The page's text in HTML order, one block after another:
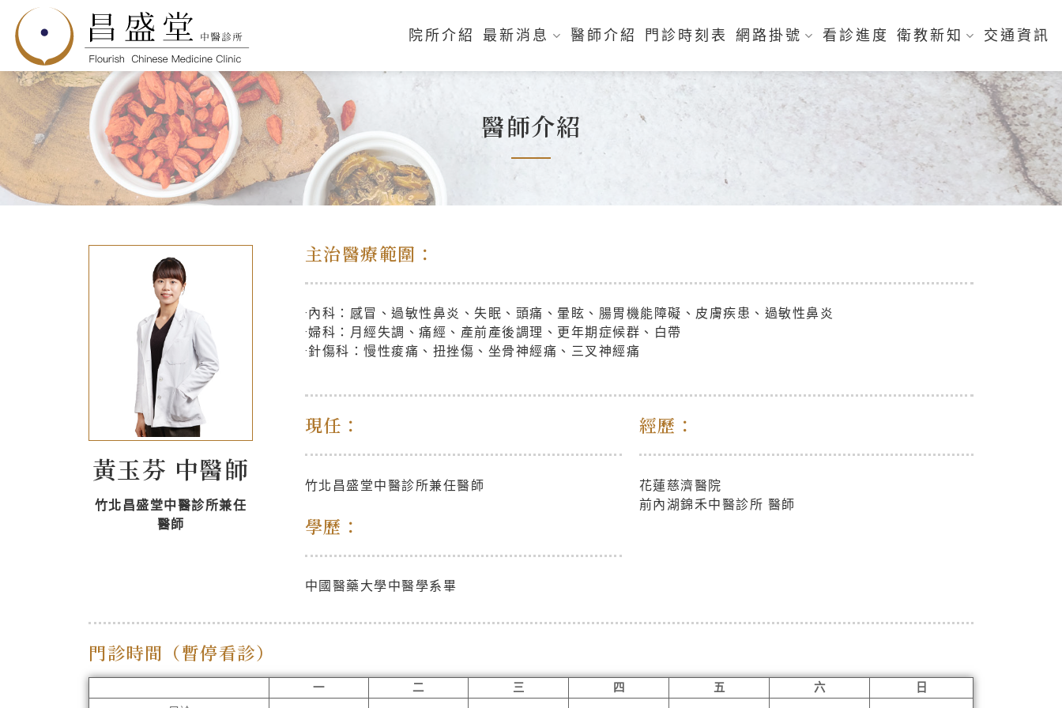
院所介紹 最新消息 醫師介紹 門診時刻表 網路掛號 看診進度 衛教新知 交通資訊
醫師介紹
黃玉芬 中醫師
竹北昌盛堂中醫診所兼任
醫師
主治醫療範圍：
·內科：感冒、過敏性鼻炎、失眠、頭痛、暈眩、腸胃機能障礙、皮膚疾患、過敏性鼻炎
·婦科：月經失調、痛經、產前產後調理、更年期症候群、白帶
·針傷科：慢性痠痛、扭挫傷、坐骨神經痛、三叉神經痛
現任：
竹北昌盛堂中醫診所兼任醫師
學歷：
中國醫藥大學中醫學系畢
經歷：
花蓮慈濟醫院
前內湖錦禾中醫診所 醫師
門診時間（暫停看診）
一 二 三 四 五 六 日